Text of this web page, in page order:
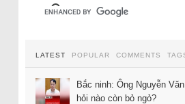
LATEST POPULAR COMMENTS
Bắc ninh: Ông Nguyễn
hỏi nào còn bỏ ngỏ?